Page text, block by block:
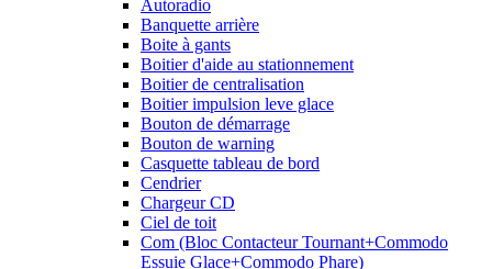
Autoradio
Banquette arrière
Boite à gants
Boitier d'aide au stationnement
Boitier de centralisation
Boitier impulsion leve glace
Bouton de démarrage
Bouton de warning
Casquette tableau de bord
Cendrier
Chargeur CD
Ciel de toit
Com (Bloc Contacteur Tournant+Commodo
Essuie Glace+Commodo Phare)